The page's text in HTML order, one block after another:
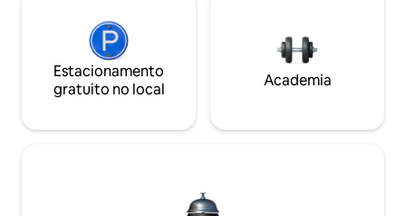
Estacionamento
gratuito no local
Academia